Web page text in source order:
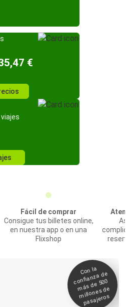
€
Fácil de comprar
Consigue tus billetes online,
en nuestra app o en una
Flixshop
Con la
confianza de
más de 500
millones de
pasajeros